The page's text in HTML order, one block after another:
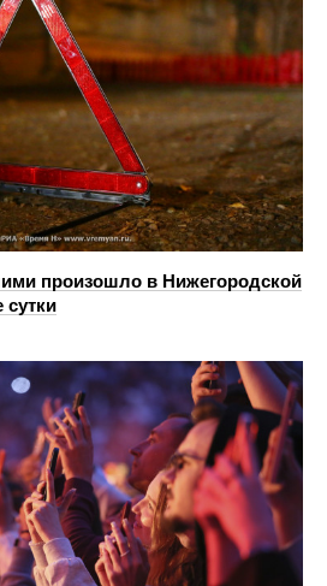
произошло в Нижегородской
сутки